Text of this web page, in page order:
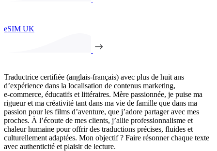
eSIM UK
Traductrice certifiée (anglais-français) avec plus de huit ans
d’expérience dans la localisation de contenus marketing,
e‑commerce, éducatifs et littéraires. Mère passionnée, je puise ma
rigueur et ma créativité tant dans ma vie de famille que dans ma
passion pour les films d’aventure, que j’adore partager avec mes
proches. À l’écoute de mes clients, j’allie professionnalisme et
chaleur humaine pour offrir des traductions précises, fluides et
culturellement adaptées. Mon objectif ? Faire résonner chaque texte
avec authenticité et plaisir de lecture.